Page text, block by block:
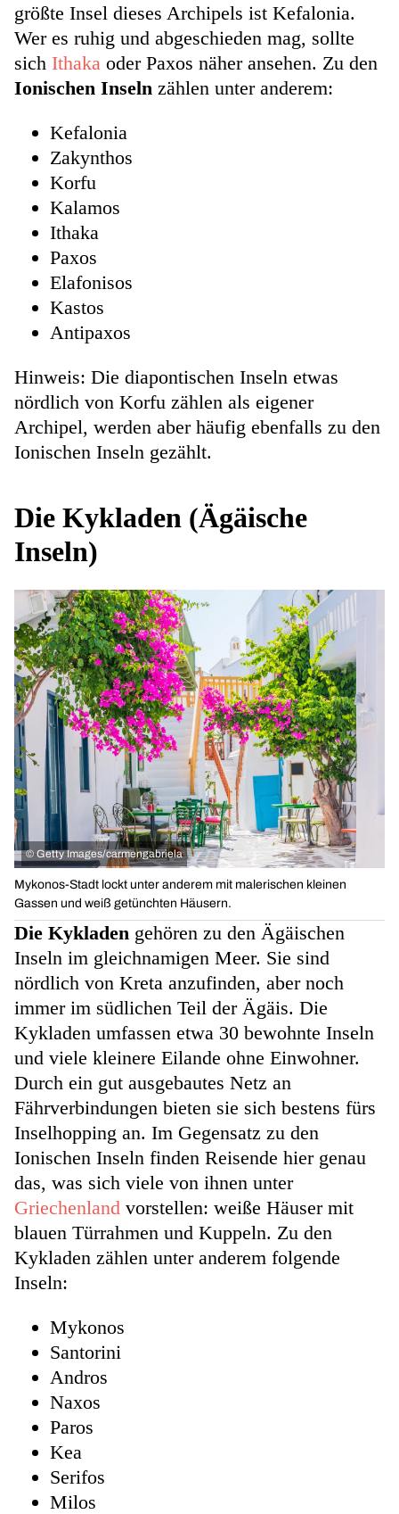
größte Insel dieses Archipels ist Kefalonia.
Wer es ruhig und abgeschieden mag, sollte
sich Ithaka oder Paxos näher ansehen. Zu den
Ionischen Inseln zählen unter anderem:
Kefalonia
Zakynthos
Korfu
Kalamos
Ithaka
Paxos
Elafonisos
Kastos
Antipaxos
Hinweis: Die diapontischen Inseln etwas
nördlich von Korfu zählen als eigener
Archipel, werden aber häufig ebenfalls zu den
Ionischen Inseln gezählt.
Die Kykladen (Ägäische
Inseln)
© Getty Images/carmengabriela
Mykonos-Stadt lockt unter anderem mit malerischen kleinen
Gassen und weiß getünchten Häusern.
Die Kykladen gehören zu den Ägäischen
Inseln im gleichnamigen Meer. Sie sind
nördlich von Kreta anzufinden, aber noch
immer im südlichen Teil der Ägäis. Die
Kykladen umfassen etwa 30 bewohnte Inseln
und viele kleinere Eilande ohne Einwohner.
Durch ein gut ausgebautes Netz an
Fährverbindungen bieten sie sich bestens fürs
Inselhopping an. Im Gegensatz zu den
Ionischen Inseln finden Reisende hier genau
das, was sich viele von ihnen unter
Griechenland vorstellen: weiße Häuser mit
blauen Türrahmen und Kuppeln. Zu den
Kykladen zählen unter anderem folgende
Inseln:
Mykonos
Santorini
Andros
Naxos
Paros
Kea
Serifos
Milos